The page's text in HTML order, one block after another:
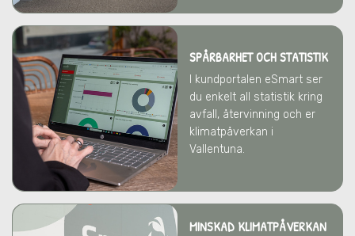
SPÅRBARHET OCH STATISTIK
I kundportalen eSmart ser
du enkelt all statistik kring
avfall, återvinning och er
klimatpåverkan i
Vallentuna.
MINSKAD KLIMATPÅVERKAN